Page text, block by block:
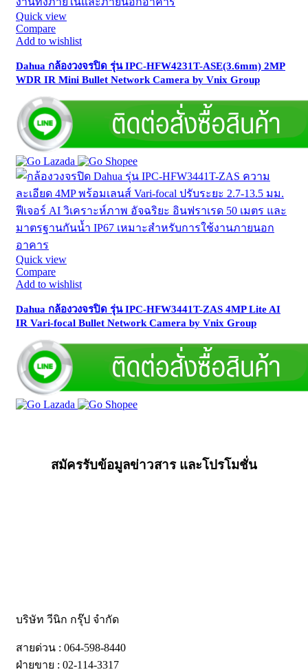
Quick view
Compare
Add to wishlist
Dahua กล้องวงจรปิด รุ่น IPC-HFW4231T-ASE(3.6mm) 2MP
WDR IR Mini Bullet Network Camera by Vnix Group
Quick view
Compare
Add to wishlist
Dahua กล้องวงจรปิด รุ่น IPC-HFW3441T-ZAS 4MP Lite AI
IR Vari-focal Bullet Network Camera by Vnix Group
สมัครรับข้อมูลข่าวสาร และโปรโมชั่น
บริษัท วีนิก กรุ๊ป จำกัด
สายด่วน : 064-598-8440
ฝ่ายขาย : 02-114-3317